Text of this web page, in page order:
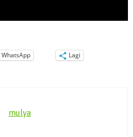
WhatsApp Lagi
mulya